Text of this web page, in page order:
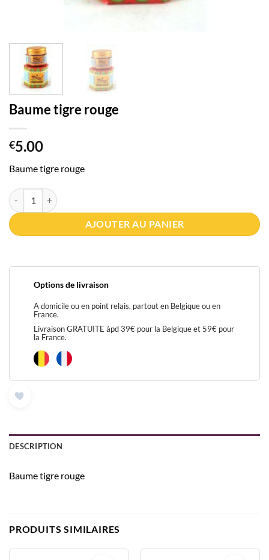
Baume tigre rouge
€5.00
Baume tigre rouge
quantité de Baume tigre rouge
AJOUTER AU PANIER
Options de livraison
A domicile ou en point relais, partout en Belgique ou en
France.
Livraison GRATUITE àpd 39€ pour la Belgique et 59€ pour
la France.
DESCRIPTION
Baume tigre rouge
PRODUITS SIMILAIRES